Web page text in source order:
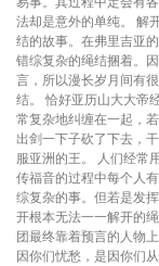
法却是意外的单纯。 解
结的故事。在弗里吉亚
错综复杂的绳结捆着。
言，所以漫长岁月间有
结。 恰好亚历山大大帝
常复杂地纠缠在一起，
出剑一下子砍了下去，
服亚洲的王。 人们经常
传福音的过程中每个人
综复杂的事。但若是发
开根本无法一一解开的
团最终靠着预言的人物
因你们忧愁，是因你们